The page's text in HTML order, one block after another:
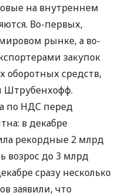
на внутреннем
Во-первых,
рынке, а во-
закупок
оборотных средств,
Штрубенхофф.
по НДС перед
в декабре
рекордные 2 млрд
возрос до 3 млрд
сразу несколько
заявили, что